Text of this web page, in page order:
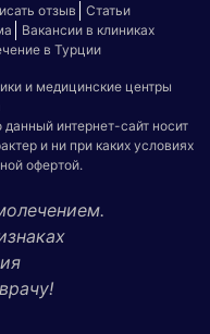
отзыв
Статьи
Вакансии в клиниках
в Турции
и медицинские центры
интернет-сайт носит
и ни при каких условиях
офертой.